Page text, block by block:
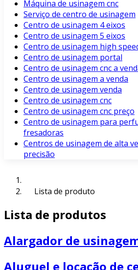
Máquina de usinagem cnc
Serviço de centro de usinagem
Centro de usinagem 4 eixos
Centro de usinagem 5 eixos
Centro de usinagem high
Centro de usinagem portal
Centro de usinagem cnc a
Centro de usinagem a venda
Centro de usinagem venda
Centro de usinagem cnc
Centro de usinagem cnc preço
Centro de usinagem para
fresadoras
Centros de usinagem de alta
precisão
Lista de produto
Lista de produtos
Alargador de
Aluguel e locação de